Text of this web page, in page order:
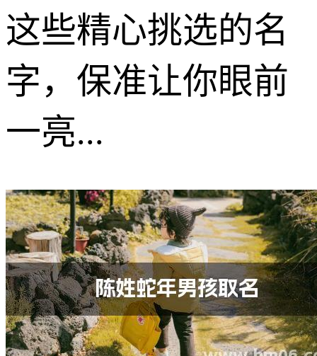
这些精心挑选的名
字，保准让你眼前
一亮...